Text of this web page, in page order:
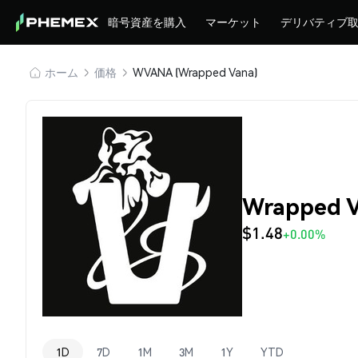
暗号資産を購入 マーケット デリバティブ
ホーム 価格 WVANA (Wrapped Vana)
Wrapped
$1.48+0.00%
1D 7D 1M 3M 1Y YTD